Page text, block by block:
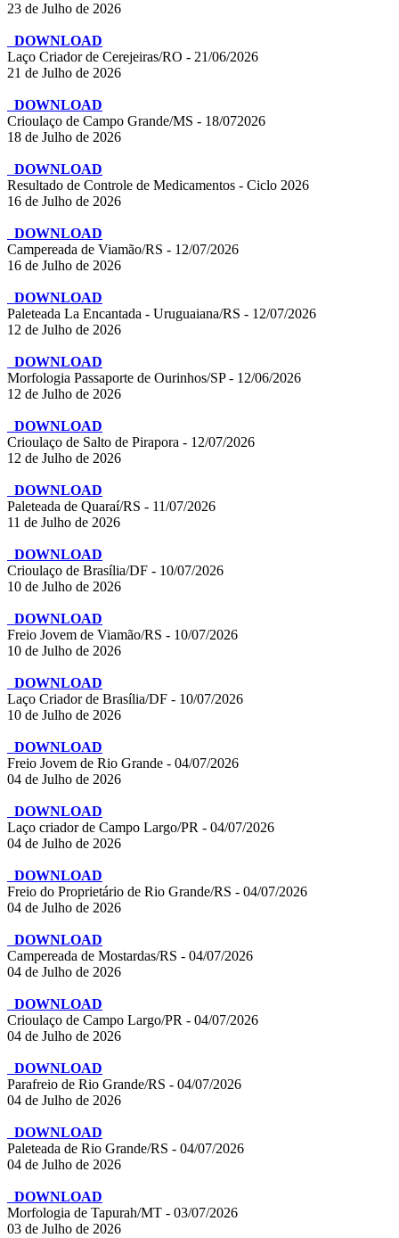
23 de Julho de 2026
DOWNLOAD
Laço Criador de Cerejeiras/RO - 21/06/2026
21 de Julho de 2026
DOWNLOAD
Crioulaço de Campo Grande/MS - 18/072026
18 de Julho de 2026
DOWNLOAD
Resultado de Controle de Medicamentos - Ciclo 2026
16 de Julho de 2026
DOWNLOAD
Campereada de Viamão/RS - 12/07/2026
16 de Julho de 2026
DOWNLOAD
Paleteada La Encantada - Uruguaiana/RS - 12/07/2026
12 de Julho de 2026
DOWNLOAD
Morfologia Passaporte de Ourinhos/SP - 12/06/2026
12 de Julho de 2026
DOWNLOAD
Crioulaço de Salto de Pirapora - 12/07/2026
12 de Julho de 2026
DOWNLOAD
Paleteada de Quaraí/RS - 11/07/2026
11 de Julho de 2026
DOWNLOAD
Crioulaço de Brasília/DF - 10/07/2026
10 de Julho de 2026
DOWNLOAD
Freio Jovem de Viamão/RS - 10/07/2026
10 de Julho de 2026
DOWNLOAD
Laço Criador de Brasília/DF - 10/07/2026
10 de Julho de 2026
DOWNLOAD
Freio Jovem de Rio Grande - 04/07/2026
04 de Julho de 2026
DOWNLOAD
Laço criador de Campo Largo/PR - 04/07/2026
04 de Julho de 2026
DOWNLOAD
Freio do Proprietário de Rio Grande/RS - 04/07/2026
04 de Julho de 2026
DOWNLOAD
Campereada de Mostardas/RS - 04/07/2026
04 de Julho de 2026
DOWNLOAD
Crioulaço de Campo Largo/PR - 04/07/2026
04 de Julho de 2026
DOWNLOAD
Parafreio de Rio Grande/RS - 04/07/2026
04 de Julho de 2026
DOWNLOAD
Paleteada de Rio Grande/RS - 04/07/2026
04 de Julho de 2026
DOWNLOAD
Morfologia de Tapurah/MT - 03/07/2026
03 de Julho de 2026